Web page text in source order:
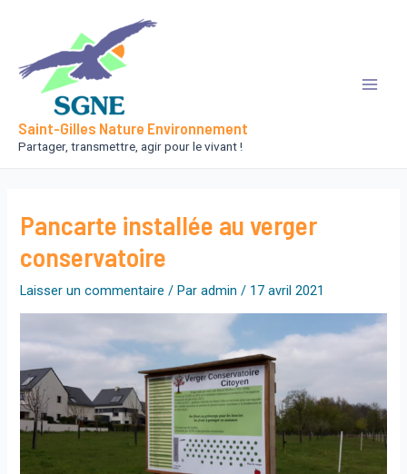
contenu
Saint-Gilles Nature Environnement
Partager, transmettre, agir pour le vivant !
Pancarte installée au verger
conservatoire
Laisser un commentaire / Paradmin/ 17 avril 2021